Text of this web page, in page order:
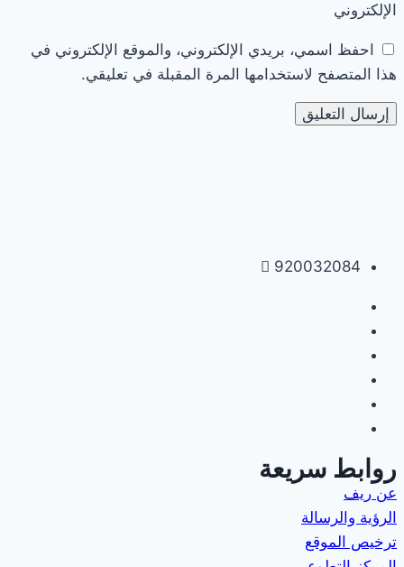
الإلكتروني
احفظ اسمي، بريدي الإلكتروني، والموقع الإلكتروني في
هذا المتصفح لاستخدامها المرة المقبلة في تعليقي.
920032084
روابط سريعة
عن ريف
الرؤية والرسالة
ترخيص الموقع